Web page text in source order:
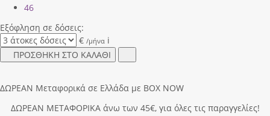
46
Εξόφληση σε δόσεις:
€ /μήνα i
ΠΡΟΣΘΗΚΗ ΣΤΟ ΚΑΛΑΘΙ
ΔΩΡΕΑΝ Μεταφορικά σε Ελλάδα με BOX NOW
ΔΩΡΕΑΝ ΜΕΤΑΦΟΡΙΚΑ άνω των 45€, για όλες τις παραγγελίες!